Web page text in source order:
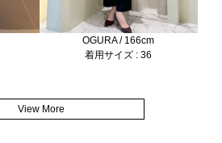
OGURA / 166cm
着用サイズ : 36
View More